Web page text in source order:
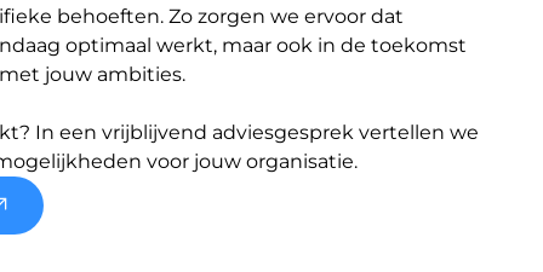
behoeften. Zo zorgen we ervoor dat
optimaal werkt, maar ook in de toekomst
jouw ambities.
In een vrijblijvend adviesgesprek vertellen we
voor jouw organisatie.